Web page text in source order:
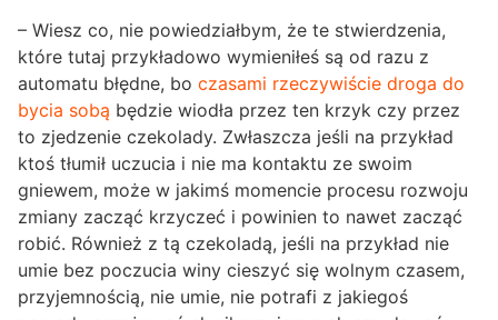
– Wiesz co, nie powiedziałbym, że te stwierdzenia,
które tutaj przykładowo wymieniłeś są od razu z
automatu błędne, bo czasami rzeczywiście droga do
bycia sobą będzie wiodła przez ten krzyk czy przez
to zjedzenie czekolady. Zwłaszcza jeśli na przykład
ktoś tłumił uczucia i nie ma kontaktu ze swoim
gniewem, może w jakimś momencie procesu rozwoju
zmiany zacząć krzyczeć i powinien to nawet zacząć
robić. Również z tą czekoladą, jeśli na przykład nie
umie bez poczucia winy cieszyć się wolnym czasem,
przyjemnością, nie umie, nie potrafi z jakiegoś